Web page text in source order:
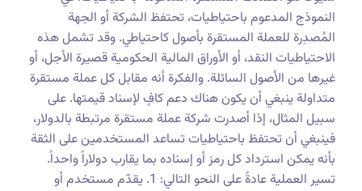
النموذج المدعوم باحتياطيات، تحتفظ الشركة أو الجهة
المُصدِرة للعملة المستقرة بأصول كاحتياطي. وقد تشمل هذه
الاحتياطيات النقد، أو الأوراق المالية الحكومية قصيرة الأجل، أو
غيرها من الأصول السائلة. والفكرة أنه مقابل كل عملة مستقرة
متداولة ينبغي أن يكون هناك دعم كافٍ لإسناد قيمتها. على
سبيل المثال، إذا أصدرت شركة عملة مستقرة مرتبطة بالدولار،
فينبغي أن تحتفظ باحتياطيات تساعد المستخدمين على الثقة
بأنه يمكن استرداد كل رمز أو إسناده بما يقارب دولاراً واحداً.
تسير العملية عادةً على النحو التالي: 1. يقدّم مستخدم أو